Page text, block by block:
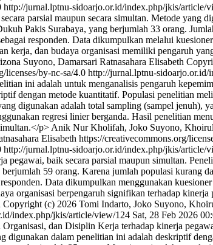
http://jurnal.lptnu-sidoarjo.or.id/index.php/jkis/article/
parsial maupun secara simultan. Metode
Pakis Surabaya, yang berjumlah 33 orang.
responden. Data dikumpulkan melalui
kerja, dan budaya organisasi memiliki pengaruh
Suyono, Damarsari Ratnasahara Elisabeth
licenses/by-nc-sa/4.0 http://jurnal.lptnu-
ini adalah untuk menganalisis pengaruh
dengan metode kuantitatif. Populasi penelitian
digunakan adalah total sampling (sampel jenuh),
regresi linier berganda. Hasil penelitian
p> Anik Nur Kholifah, Joko Suyono,
Elisabeth https://creativecommons.org/
http://jurnal.lptnu-sidoarjo.or.id/index.php/jkis/article/
pegawai, baik secara parsial maupun simultan.
59 orang. Karena jumlah populasi kurang
Data dikumpulkan menggunakan
organisasi berpengaruh signifikan terhadap
Copyright (c) 2026 Tomi Indarto, Joko Suyono,
index.php/jkis/article/view/124 Sat, 28 Feb 2026
dan Disiplin Kerja terhadap kinerja
dalam penelitian ini adalah deskriptif